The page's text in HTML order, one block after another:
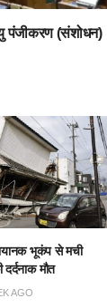
पंजीकरण (संशोधन)
भूकंप से मची
मौत
AGO